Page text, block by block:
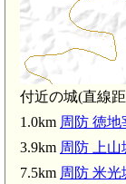
付近の城(直線
1.0km 周防 徳
3.9km 周防 上山
7.5km 周防 米光